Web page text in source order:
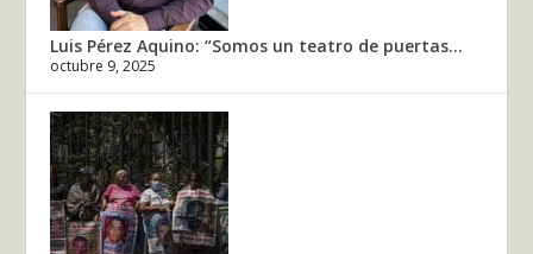
Luis Pérez Aquino: “Somos un teatro de puertas...
octubre 9, 2025